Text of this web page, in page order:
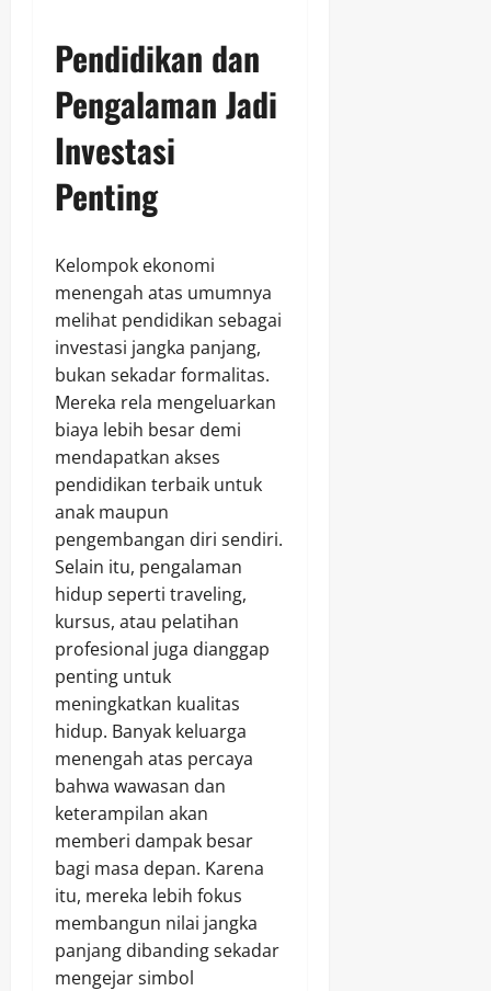
Pendidikan dan
Pengalaman Jadi
Investasi
Penting
Kelompok ekonomi
menengah atas umumnya
melihat pendidikan sebagai
investasi jangka panjang,
bukan sekadar formalitas.
Mereka rela mengeluarkan
biaya lebih besar demi
mendapatkan akses
pendidikan terbaik untuk
anak maupun
pengembangan diri sendiri.
Selain itu, pengalaman
hidup seperti traveling,
kursus, atau pelatihan
profesional juga dianggap
penting untuk
meningkatkan kualitas
hidup. Banyak keluarga
menengah atas percaya
bahwa wawasan dan
keterampilan akan
memberi dampak besar
bagi masa depan. Karena
itu, mereka lebih fokus
membangun nilai jangka
panjang dibanding sekadar
mengejar simbol